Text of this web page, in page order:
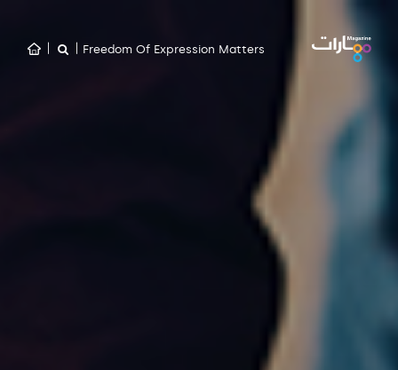
Freedom Of Expression Matters